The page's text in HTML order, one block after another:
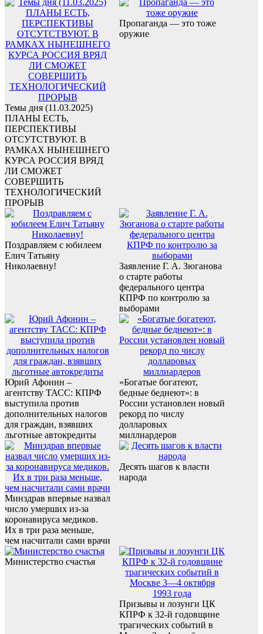
Темы дня (11.03.2025)
ПЛАНЫ ЕСТЬ,
ПЕРСПЕКТИВЫ
ОТСУТСТВУЮТ. В
РАМКАХ НЫНЕШНЕГО
КУРСА РОССИЯ ВРЯД
ЛИ СМОЖЕТ
СОВЕРШИТЬ
ТЕХНОЛОГИЧЕСКИЙ
ПРОРЫВ
Пропаганда — это тоже
оружие
Поздравляем с юбилеем
Елич Татьяну
Николаевну!
Заявление Г. А. Зюганова
о старте работы
федерального центра
КПРФ по контролю за
выборами
Юрий Афонин –
агентству ТАСС: КПРФ
выступила против
дополнительных налогов
для граждан, взявших
льготные автокредиты
«Богатые богатеют,
бедные беднеют»: в
России установлен новый
рекорд по числу
долларовых
миллиардеров
Минздрав впервые назвал
число умерших из-за
коронавируса медиков.
Их в три раза меньше,
чем насчитали сами врачи
Десять шагов к власти
народа
Министерство счастья
Призывы и лозунги ЦК
КПРФ к 32-й годовщине
трагических событий в